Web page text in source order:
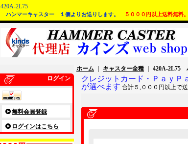
420A-2L75
ハンマーキャスター １個よりお送りします。 ５０００円以上送料無料。
ログイン
無料会員登録
ログインはこちら
ホーム キャスター全種 420A-2L75
クレジットカード・ＰａｙＰ
が選べます 合計５,０００円以上で